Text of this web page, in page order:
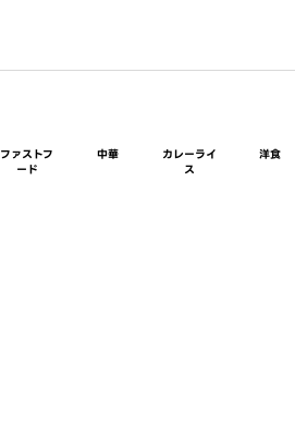
ファストフ
ード
中華
カレーライ
ス
洋食